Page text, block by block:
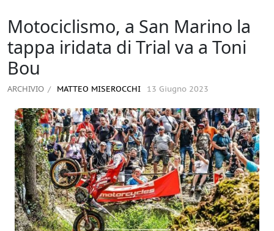
Motociclismo, a San Marino la
tappa iridata di Trial va a Toni
Bou
ARCHIVIO MATTEO MISEROCCHI 13 Giugno 2023